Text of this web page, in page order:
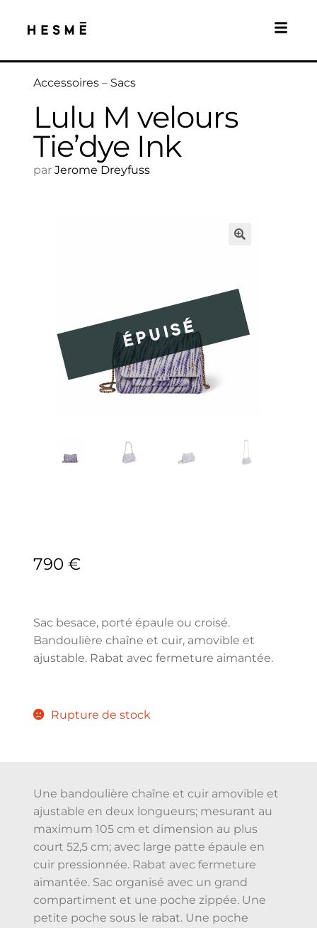
Accessoires – Sacs
Lulu M velours
Tie’dye Ink
par Jerome Dreyfuss
790 €
Sac besace, porté épaule ou croisé.
Bandoulière chaîne et cuir, amovible et
ajustable. Rabat avec fermeture aimantée.
Rupture de stock
Une bandoulière chaîne et cuir amovible et
ajustable en deux longueurs; mesurant au
maximum 105 cm et dimension au plus
court 52,5 cm; avec large patte épaule en
cuir pressionnée. Rabat avec fermeture
aimantée. Sac organisé avec un grand
compartiment et une poche zippée. Une
petite poche sous le rabat. Une poche